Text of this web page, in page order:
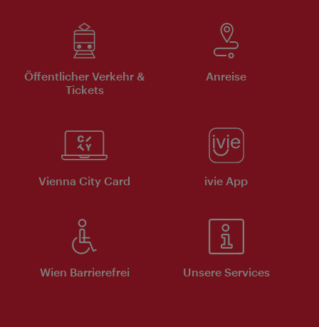
Öffentlicher Verkehr &
Tickets
Anreise
Vienna City Card ivie App
Wien Barrierefrei Unsere Services